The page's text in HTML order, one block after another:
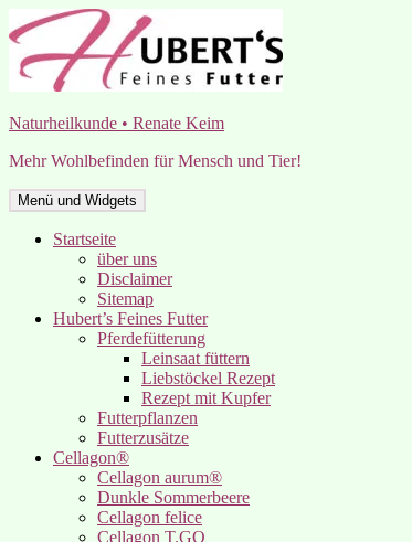
Zum
Inhalt
springen
Naturheilkunde • Renate Keim
Mehr Wohlbefinden für Mensch und Tier!
Menü und Widgets
Startseite
über uns
Disclaimer
Sitemap
Hubert’s Feines Futter
Pferdefütterung
Leinsaat füttern
Liebstöckel Rezept
Rezept mit Kupfer
Futterpflanzen
Futterzusätze
Cellagon®
Cellagon aurum®
Dunkle Sommerbeere
Cellagon felice
Cellagon T.GO